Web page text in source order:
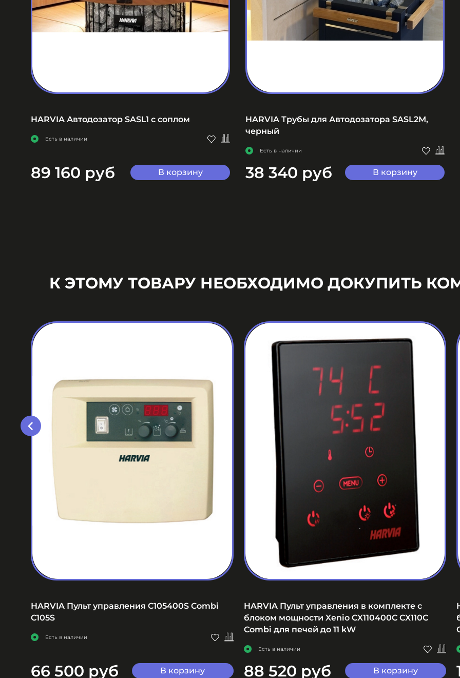
HARVIA Автодозатор SASL1 с соплом
Есть в наличии
89 160 руб В корзину
HARVIA Трубы для Автодозатора SASL2M,
черный
Есть в наличии
38 340 руб В корзину
К ЭТОМУ ТОВАРУ НЕОБХОДИМО ДОКУПИТЬ
HARVIA Пульт управления C105400S Combi
C105S
Есть в наличии
66 500 руб В корзину
HARVIA Пульт управления в комплекте с
блоком мощности Xenio CX110400C CX110C
Combi для печей до 11 kW
Есть в наличии
88 520 руб В корзину